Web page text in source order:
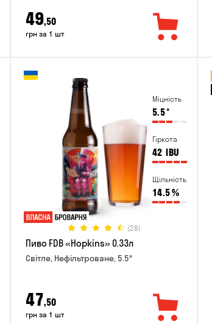
49,50
грн за 1 шт
Міцність
5.5°
Гіркота
42 IBU
Щільність
14.5%
(28)
Пиво FDB «Hopkins» 0.33л
Світле, Нефільтроване, 5.5°
47,50
грн за 1 шт